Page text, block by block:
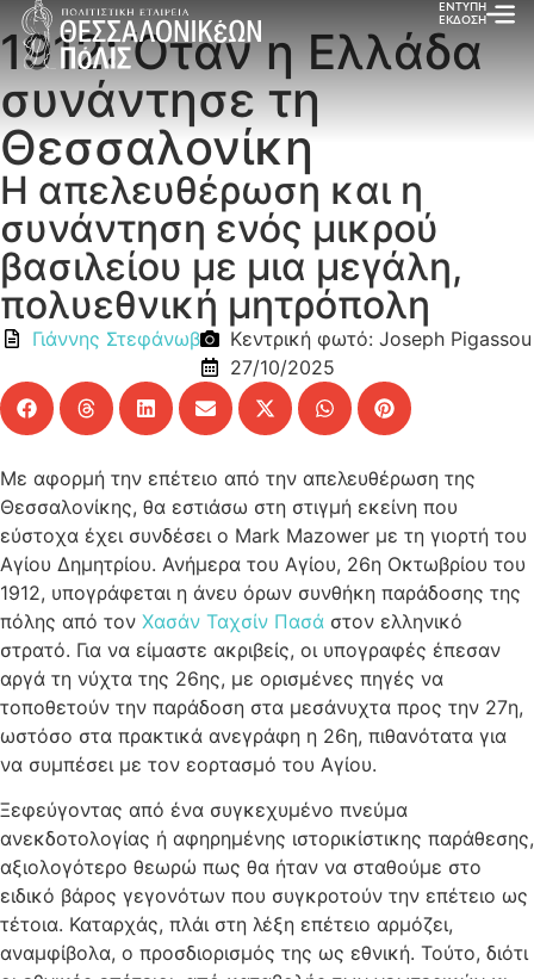
ΕΝΤΥΠΗ
ΕΚΔΟΣΗ
1912: Όταν η Ελλάδα
συνάντησε τη
Θεσσαλονίκη
Η απελευθέρωση και η
συνάντηση ενός μικρού
βασιλείου με μια μεγάλη,
πολυεθνική μητρόπολη
Γιάννης Στεφάνωβ
Κεντρική φωτό: Joseph Pigassou
27/10/2025
Με αφορμή την επέτειο από την απελευθέρωση της
Θεσσαλονίκης, θα εστιάσω στη στιγμή εκείνη που
εύστοχα έχει συνδέσει ο Mark Mazower με τη γιορτή του
Αγίου Δημητρίου. Ανήμερα του Αγίου, 26η Οκτωβρίου του
1912, υπογράφεται η άνευ όρων συνθήκη παράδοσης της
πόλης από τον Χασάν Ταχσίν Πασά στον ελληνικό
στρατό. Για να είμαστε ακριβείς, οι υπογραφές έπεσαν
αργά τη νύχτα της 26ης, με ορισμένες πηγές να
τοποθετούν την παράδοση στα μεσάνυχτα προς την 27η,
ωστόσο στα πρακτικά ανεγράφη η 26η, πιθανότατα για
να συμπέσει με τον εορτασμό του Αγίου.
Ξεφεύγοντας από ένα συγκεχυμένο πνεύμα
ανεκδοτολογίας ή αφηρημένης ιστορικίστικης παράθεσης,
αξιολογότερο θεωρώ πως θα ήταν να σταθούμε στο
ειδικό βάρος γεγονότων που συγκροτούν την επέτειο ως
τέτοια. Καταρχάς, πλάι στη λέξη επέτειο αρμόζει,
αναμφίβολα, ο προσδιορισμός της ως εθνική. Τούτο, διότι